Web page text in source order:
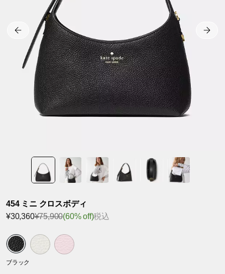
454 ミニ クロスボディ
¥30,360¥75,900(60% off)税込
ブラック